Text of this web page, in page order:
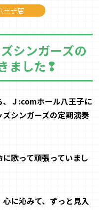
王子店
シンガーズの
ました❢
Ｊ :comホール八王子に
シンガーズの定期演奏
歌って頑張っていまし
に沁みて、ずっと見入